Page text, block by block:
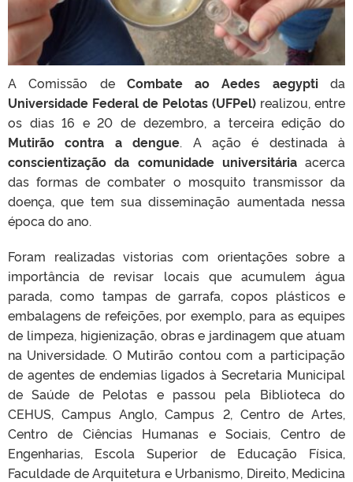
A Comissão de Combate ao Aedes aegyptida
Universidade Federal de Pelotas (UFPel) realizou, entre
os dias 16 e 20 de dezembro, a terceira edição do
Mutirão contra a dengue. A ação é destinada à
conscientização da comunidade universitáriaacerca
das formas de combater o mosquito transmissor da
doença, que tem sua disseminação aumentada nessa
época do ano.
Foram realizadas vistorias com orientações sobre a
importância de revisar locais que acumulem água
parada, como tampas de garrafa, copos plásticos e
embalagens de refeições, por exemplo, para as equipes
de limpeza, higienização, obras e jardinagem que atuam
na Universidade. O Mutirão contou com a participação
de agentes de endemias ligados à Secretaria Municipal
de Saúde de Pelotas e passou pela Biblioteca do
CEHUS, Campus Anglo, Campus 2, Centro de Artes,
Centro de Ciências Humanas e Sociais, Centro de
Engenharias, Escola Superior de Educação Física,
Faculdade de Arquitetura e Urbanismo, Direito, Medicina